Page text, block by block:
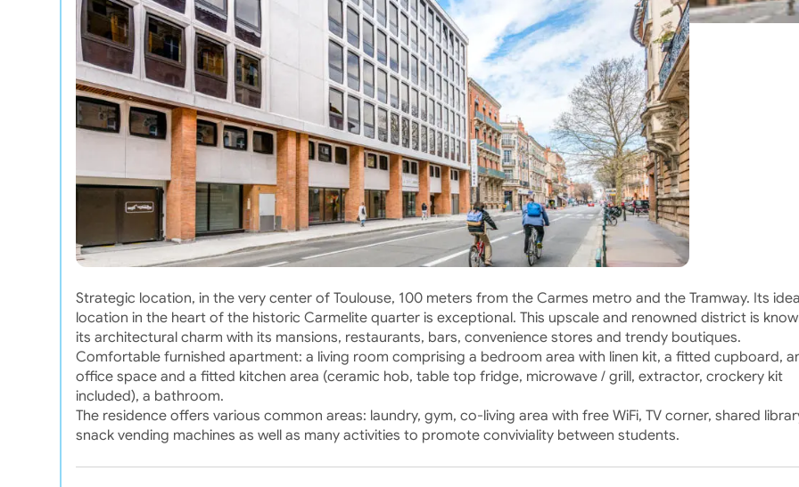
Strategic location, in the very center of Toulouse, 100 meters from the Carmes metro and the Tramway. Its
location in the heart of the historic Carmelite quarter is exceptional. This upscale and renowned district is
its architectural charm with its mansions, restaurants, bars, convenience stores and trendy boutiques.
Comfortable furnished apartment: a living room comprising a bedroom area with linen kit, a fitted cupboard,
office space and a fitted kitchen area (ceramic hob, table top fridge, microwave / grill, extractor, crockery kit
included), a bathroom.
The residence offers various common areas: laundry, gym, co-living area with free WiFi, TV corner, shared
snack vending machines as well as many activities to promote conviviality between students.